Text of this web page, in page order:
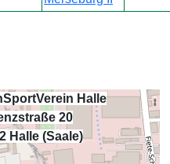
Halle
20
Halle (Saale)